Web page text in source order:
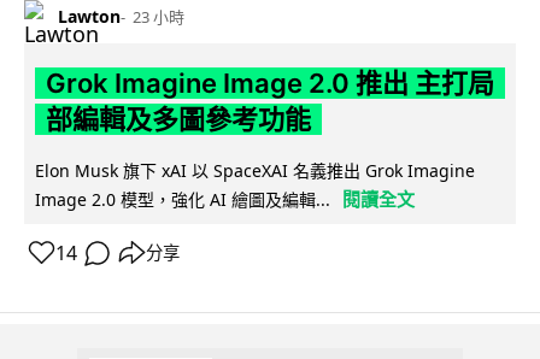
Lawton 23 小時
Grok Imagine Image 2.0 推出 主打局
部編輯及多圖參考功能
Elon Musk 旗下 xAI 以 SpaceXAI 名義推出 Grok Imagine
Image 2.0 模型，強化 AI 繪圖及編輯...
閱讀全文
14 分享